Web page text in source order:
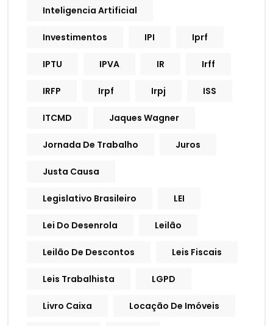
Inteligencia Artificial
Investimentos IPI Iprf
IPTU IPVA IR Irff
IRFP Irpf Irpj ISS
ITCMD Jaques Wagner
Jornada De Trabalho Juros
Justa Causa
Legislativo Brasileiro LEI
Lei Do Desenrola Leilão
Leilão De Descontos Leis Fiscais
Leis Trabalhista LGPD
Livro Caixa Locação De Imóveis